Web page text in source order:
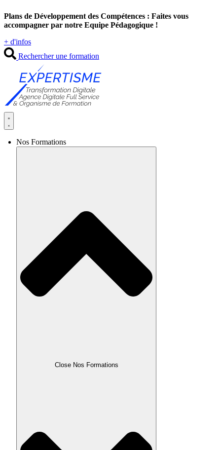
au
contenu
Plans de Développement des Compétences : Faites vous
accompagner par notre Equipe Pédagogique !
+ d'infos
Rechercher une formation
Nos Formations
Close Nos Formations